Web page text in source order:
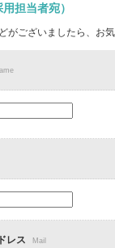
担当者宛）
がございましたら、お
レス Mail